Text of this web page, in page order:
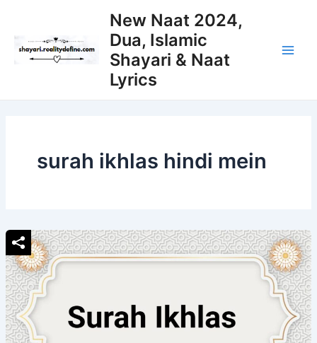
content
New Naat 2024,
Dua, Islamic
Shayari & Naat
Lyrics
surah ikhlas hindi mein